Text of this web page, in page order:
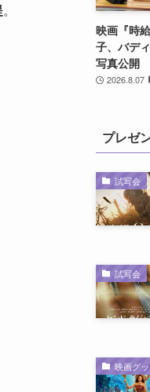
。
映画『時
子、バデ
写真公開
2026.8.07
プレゼ
試写会
試写会
映画グ